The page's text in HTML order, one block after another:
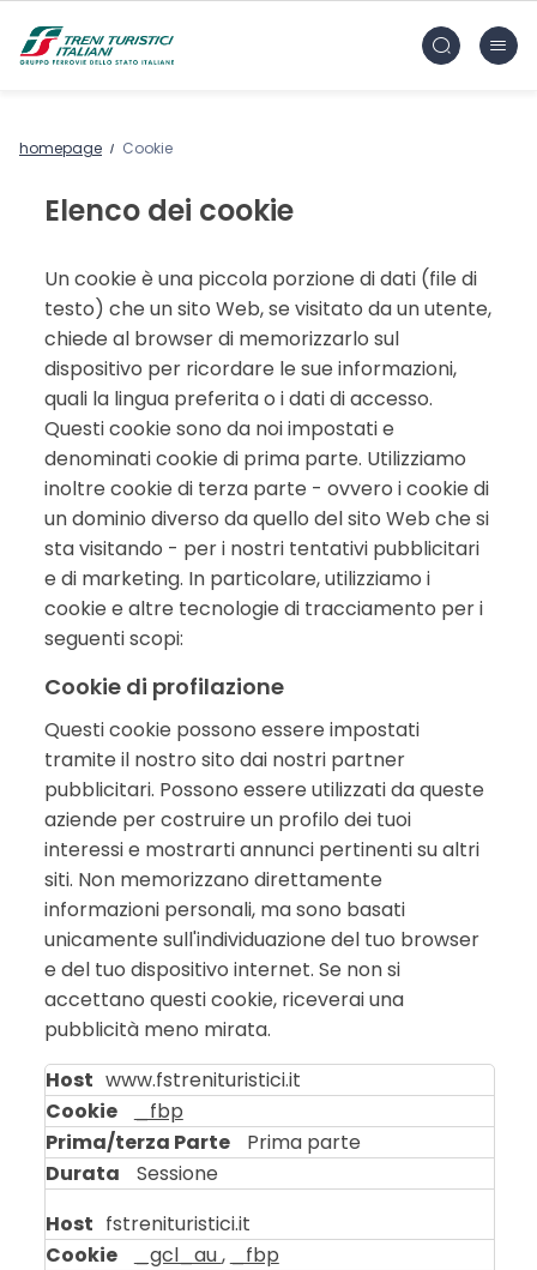
FS Treni Turistici Gruppo Ferrovie dello Stato
homepage Cookie
Elenco dei cookie
Un cookie è una piccola porzione di dati (file di
testo) che un sito Web, se visitato da un utente,
chiede al browser di memorizzarlo sul
dispositivo per ricordare le sue informazioni,
quali la lingua preferita o i dati di accesso.
Questi cookie sono da noi impostati e
denominati cookie di prima parte. Utilizziamo
inoltre cookie di terza parte - ovvero i cookie di
un dominio diverso da quello del sito Web che si
sta visitando - per i nostri tentativi pubblicitari
e di marketing. In particolare, utilizziamo i
cookie e altre tecnologie di tracciamento per i
seguenti scopi:
Cookie di profilazione
Questi cookie possono essere impostati
tramite il nostro sito dai nostri partner
pubblicitari. Possono essere utilizzati da queste
aziende per costruire un profilo dei tuoi
interessi e mostrarti annunci pertinenti su altri
siti. Non memorizzano direttamente
informazioni personali, ma sono basati
unicamente sull'individuazione del tuo browser
e del tuo dispositivo internet. Se non si
accettano questi cookie, riceverai una
pubblicità meno mirata.
Cookie
di
profilazione
www.fstrenituristici.it
_fbp
Prima parte
Sessione
fstrenituristici.it
_gcl_au,
_fbp